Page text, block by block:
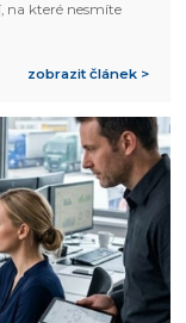
na které nesmíte
zobrazit článek >